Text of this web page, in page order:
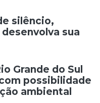
silêncio,
sua
Grande do Sul
possibilidade
ambiental